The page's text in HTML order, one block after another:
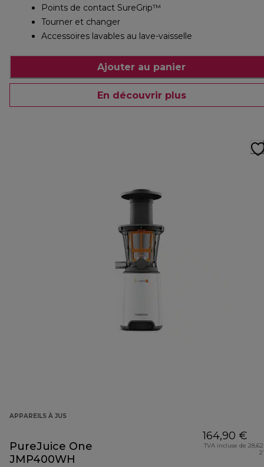
Points de contact SureGrip™
Tourner et changer
Accessoires lavables au lave-vaisselle
Ajouter au panier
En découvrir plus
APPAREILS À JUS
PureJuice One
JMP400WH
164,90 €
TVA incluse de